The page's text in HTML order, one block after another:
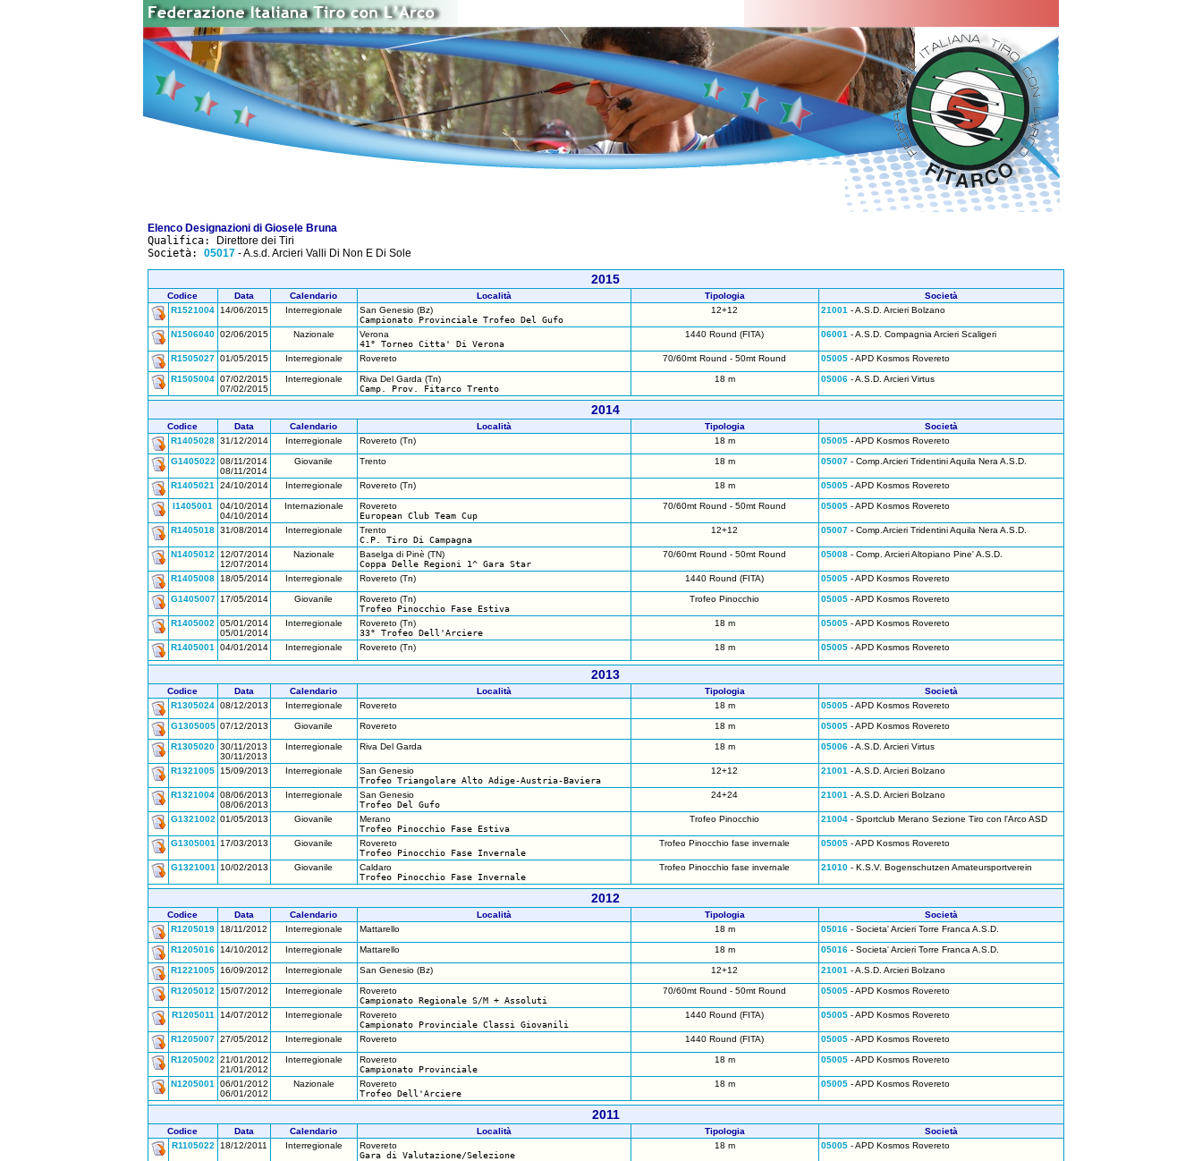
Elenco Designazioni di Giosele Bruna
Qualifica:
Direttore dei Tiri
Società: 05017- A.s.d. Arcieri Valli Di Non E Di Sole
2015
Codice Data Calendario Località Tipologia
Società
R1521004
14/06/2015 Interregionale
San Genesio (Bz)
Campionato Provinciale Trofeo Del Gufo
12+12 21001 - A.S.D. Arcieri Bolzano
N1506040 02/06/2015 Nazionale
Verona
41° Torneo Citta' Di Verona
1440 Round (FITA) 06001 - A.S.D. Compagnia Arcieri Scaligeri
R1505027 01/05/2015 Interregionale Rovereto 70/60mt Round - 50mt Round 05005- APD Kosmos Rovereto
R1505004 07/02/2015
07/02/2015
Interregionale
Riva Del Garda (Tn)
Camp. Prov. Fitarco Trento
18 m 05006- A.S.D. Arcieri Virtus
2014
Codice Data Calendario Località Tipologia
Società
R1405028 31/12/2014 Interregionale Rovereto (Tn) 18 m 05005- APD Kosmos Rovereto
G1405022 08/11/2014
08/11/2014
Giovanile Trento 18 m 05007- Comp.Arcieri Tridentini Aquila Nera A.S.D.
R1405021 24/10/2014 Interregionale Rovereto (Tn) 18 m 05005- APD Kosmos Rovereto
I1405001
04/10/2014
04/10/2014
Internazionale
Rovereto
European Club Team Cup
70/60mt Round - 50mt Round 05005- APD Kosmos Rovereto
R1405018 31/08/2014 Interregionale
Trento
C.P. Tiro Di Campagna
12+12 05007- Comp.Arcieri Tridentini Aquila Nera A.S.D.
N1405012
12/07/2014
12/07/2014
Nazionale
Baselga di Pinè (TN)
Coppa Delle Regioni 1^ Gara Star
70/60mt Round - 50mt Round 05008- Comp. Arcieri Altopiano Pine' A.S.D.
R1405008 18/05/2014 Interregionale Rovereto (Tn) 1440 Round (FITA) 05005- APD Kosmos Rovereto
G1405007 17/05/2014 Giovanile
Rovereto (Tn)
Trofeo Pinocchio Fase Estiva
Trofeo Pinocchio 05005- APD Kosmos Rovereto
R1405002
05/01/2014
05/01/2014
Interregionale
Rovereto (Tn)
33° Trofeo Dell'Arciere
18 m 05005- APD Kosmos Rovereto
R1405001 04/01/2014 Interregionale Rovereto (Tn) 18 m 05005- APD Kosmos Rovereto
2013
Codice Data Calendario Località Tipologia
Società
R1305024 08/12/2013 Interregionale Rovereto 18 m 05005- APD Kosmos Rovereto
G1305005 07/12/2013 Giovanile Rovereto 18 m 05005- APD Kosmos Rovereto
R1305020 30/11/2013
30/11/2013
Interregionale Riva Del Garda 18 m 05006- A.S.D. Arcieri Virtus
R1321005 15/09/2013 Interregionale
San Genesio
Trofeo Triangolare Alto Adige-Austria-Baviera
12+12 21001 - A.S.D. Arcieri Bolzano
R1321004 08/06/2013
08/06/2013
Interregionale
San Genesio
Trofeo Del Gufo
24+24 21001 - A.S.D. Arcieri Bolzano
G1321002 01/05/2013 Giovanile
Merano
Trofeo Pinocchio Fase Estiva
Trofeo Pinocchio 21004- Sportclub Merano Sezione Tiro con l'Arco ASD
G1305001 17/03/2013 Giovanile
Rovereto
Trofeo Pinocchio Fase Invernale
Trofeo Pinocchio fase invernale 05005- APD Kosmos Rovereto
G1321001 10/02/2013 Giovanile
Caldaro
Trofeo Pinocchio Fase Invernale
Trofeo Pinocchio fase invernale 21010- K.S.V. Bogenschutzen Amateursportverein
2012
Codice Data Calendario Località Tipologia
Società
R1205019
18/11/2012 Interregionale Mattarello 18 m 05016- Societa' Arcieri Torre Franca A.S.D.
R1205016 14/10/2012 Interregionale Mattarello 18 m 05016- Societa' Arcieri Torre Franca A.S.D.
R1221005 16/09/2012 Interregionale San Genesio (Bz) 12+12 21001 - A.S.D. Arcieri Bolzano
R1205012 15/07/2012 Interregionale
Rovereto
Campionato Regionale S/M + Assoluti
70/60mt Round - 50mt Round 05005- APD Kosmos Rovereto
R1205011 14/07/2012 Interregionale
Rovereto
Campionato Provinciale Classi Giovanili
1440 Round (FITA) 05005- APD Kosmos Rovereto
R1205007 27/05/2012 Interregionale Rovereto 1440 Round (FITA) 05005- APD Kosmos Rovereto
R1205002
21/01/2012
21/01/2012
Interregionale
Rovereto
Campionato Provinciale
18 m 05005- APD Kosmos Rovereto
N1205001
06/01/2012
06/01/2012
Nazionale
Rovereto
Trofeo Dell'Arciere
18 m 05005- APD Kosmos Rovereto
2011
Codice Data Calendario Località Tipologia
Società
R1105022
18/12/2011 Interregionale
Rovereto
Gara di Valutazione/Selezione
18 m 05005- APD Kosmos Rovereto